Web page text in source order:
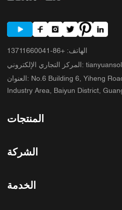
الهاتف:
+86-13711660041
المركز التجاري الإلكتروني :
العنوان : No.6 Building 6, Yiheng
Industry Area, Baiyun District,
المنتجات
لوحة شمسية
نظام الطاقة الشمسية
الشركة
المنتجات
الخدمة